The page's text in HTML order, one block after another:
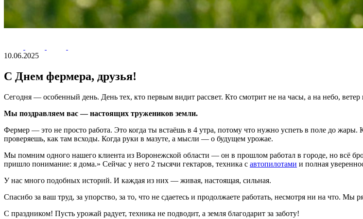
10.06.2025
С Днем фермера, друзья!
Сегодня — особенный день. День тех, кто первым видит рассвет. Кто смотрит не на часы, а на небо,
Мы поздравляем вас — настоящих тружеников земли.
Фермер — это не просто работа. Это когда ты встаёшь в 4 утра, потому что нужно успеть в поле до
проверяешь, как там всходы. Когда руки в мазуте, а мысли — о будущем урожае.
Мы помним одного нашего клиента из Воронежской области — он в прошлом работал в городе, но всё
пришло понимание: я дома.» Сейчас у него 2 тысячи гектаров, техника с автопилотами и полная
У нас много подобных историй. И каждая из них — живая, настоящая, сильная.
Спасибо за ваш труд, за упорство, за то, что не сдаетесь и продолжаете работать, несмотря ни на что.
С праздником! Пусть урожай радует, техника не подводит, а земля благодарит за заботу!